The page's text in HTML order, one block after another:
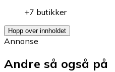
+7 butikker
Hopp over innholdet
Annonse
Andre så også på